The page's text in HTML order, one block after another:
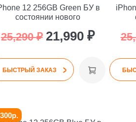
₽.
12 256GB Green БУ в
состоянии нового
25,290₽ Первоначальная
составляла
21,990 ₽
21,990
БЫСТРЫЙ ЗАКАЗ >